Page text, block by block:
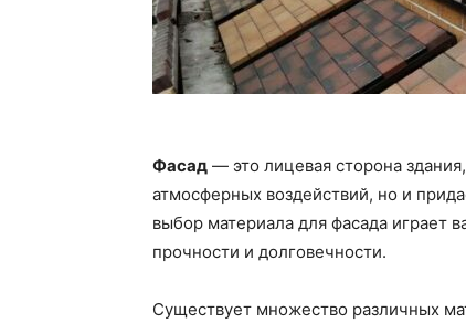
Фасад — это лицевая сторона
атмосферных воздействий, но и
выбор материала для фасада играет
прочности и долговечности.
Существует множество различных